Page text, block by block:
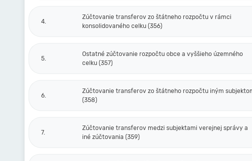
4.
Zúčtovanie transferov zo štátneho rozpočtu v rámci
konsolidovaného celku (356)
5.
Ostatné zúčtovanie rozpočtu obce a vyššieho územného
celku (357)
6.
Zúčtovanie transferov zo štátneho rozpočtu iným
(358)
7.
Zúčtovanie transferov medzi subjektami verejnej správy a
iné zúčtovania (359)